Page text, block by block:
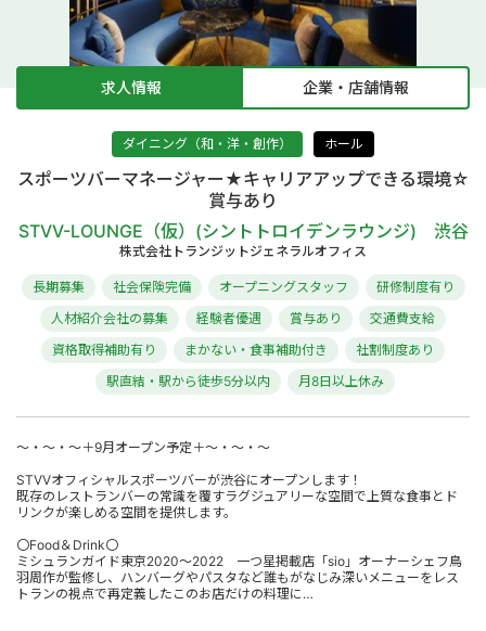
求人情報 企業・店舗情報
ダイニング（和・洋・創作） ホール
スポーツバーマネージャー★キャリアアップできる環境☆
賞与あり
STVV-LOUNGE（仮）(シントトロイデンラウンジ) 渋谷
株式会社トランジットジェネラルオフィス
長期募集 社会保険完備 オープニングスタッフ
研修制度有り
人材紹介会社の募集
経験者優遇 賞与あり
交通費支給
資格取得補助有り
まかない・食事補助付き
社割制度あり
駅直結・駅から徒歩5分以内
月8日以上休み
～・～・～＋9月オープン予定＋～・～・～
STVVオフィシャルスポーツバーが渋谷にオープンします！
既存のレストランバーの常識を覆すラグジュアリーな空間で上質な食事とド
リンクが楽しめる空間を提供します。
〇Food＆Drink〇
ミシュランガイド東京2020～2022 一つ星掲載店「sio」オーナーシェフ鳥
羽周作が監修し、ハンバーグやパスタなど誰もがなじみ深いメニューをレス
トランの視点で再定義したこのお店だけの料理に…